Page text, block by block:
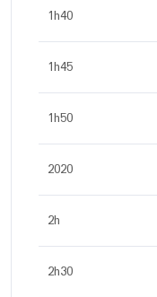
1h40
1h45
1h50
2020
2h
2h30